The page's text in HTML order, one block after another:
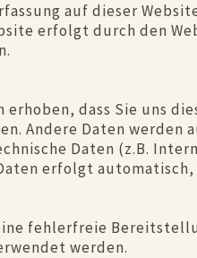
auf dieser
erfolgt durch den
dass Sie uns
Andere Daten werden
Daten (z.B.
erfolgt
fehlerfreie
werden.